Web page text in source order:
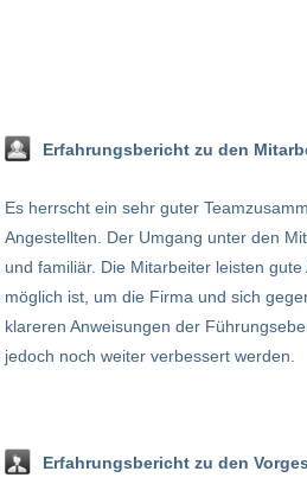
Erfahrungsbericht zu den
Es herrscht ein sehr guter
Angestellten. Der Umgang unter den
und familiär. Die Mitarbeiter leisten
möglich ist, um die Firma und sich
klareren Anweisungen der
jedoch noch weiter verbessert werden.
Erfahrungsbericht zu den